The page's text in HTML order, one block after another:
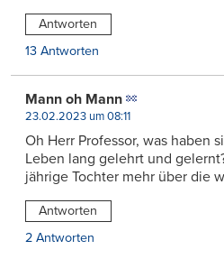
Antworten
13 Antworten
Mann oh Mann
23.02.2023 um 08:11
Oh Herr Professor, was haben
Leben lang gelehrt und
jährige Tochter mehr über die
Antworten
2 Antworten